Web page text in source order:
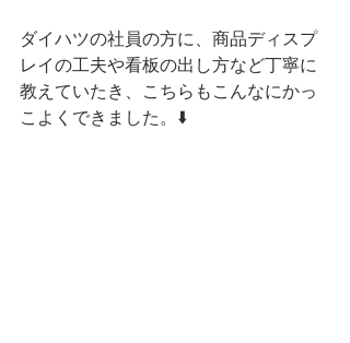
ダイハツの社員の方に、商品ディスプ
レイの工夫や看板の出し方など丁寧に
教えていたき、こちらもこんなにかっ
こよくできました。⬇️